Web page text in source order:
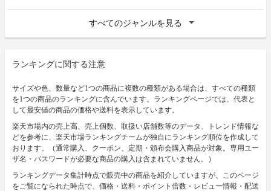
すべてのジャンルを見る
ランキングに関する注意
サイズや色、数量など1つの商品に複数の種類がある場合は、すべての種類
を1つの商品のランキングに含んでいます。ランキングページでは、代表と
して最安値の商品の価格や送料を表示しています。
楽天市場内の売上高、売上個数、取扱い店舗数等のデータ、トレンド情報な
どを参考に、楽天市場ランキングチームが独自にランキング順位を作成して
おります。（通常購入、クーポン、定期・頒布会購入商品が対象。専用ユー
ザ名・パスワードが必要な商品の購入は含まれていません。）
ランキングデータ集計時点で販売中の商品を紹介していますが、このページ
をご覧になられた時点で、価格・送料・ポイント倍数・レビュー情報・配送